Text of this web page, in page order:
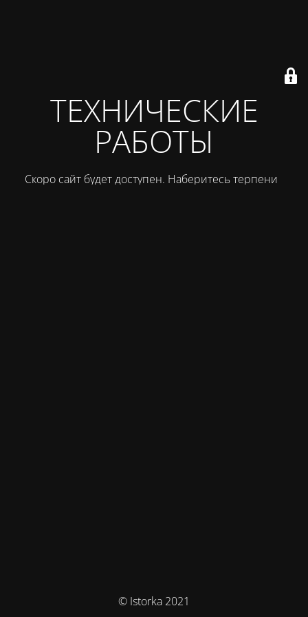
ТЕХНИЧЕСКИЕ
РАБОТЫ
Скоро сайт будет доступен. Наберитесь терпения
© Istorka 2021